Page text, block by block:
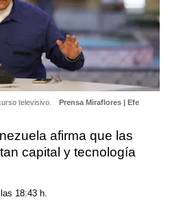
televisivo. Prensa Miraflores | Efe
afirma que las
capital y tecnología
18:43 h.